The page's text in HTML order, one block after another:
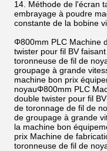
14. Méthode de l'écran
embrayage à poudre
constante de la bobine
Φ800mm PLC Machine
twister pour fil BV
toronneuse de fil de
groupage à grande
machine bon prix
noyauΦ800mm PLC
double twister pour fil
de toronnage de fil de
de groupage à grande
la machine bon
prix Machine de
toronneuse de fil de